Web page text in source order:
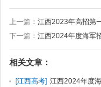
上一篇： 江西2023年高招第
下一篇： 江西2024年度海军
相关文章：
[江西高考] 江西2024年度